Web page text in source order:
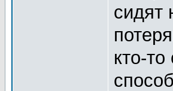
сидят
кто-